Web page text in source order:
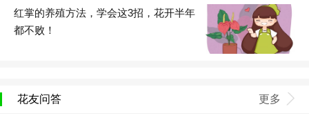
红掌的养殖方法，学会这3招，花开半年
都不败！
花友问答 更多